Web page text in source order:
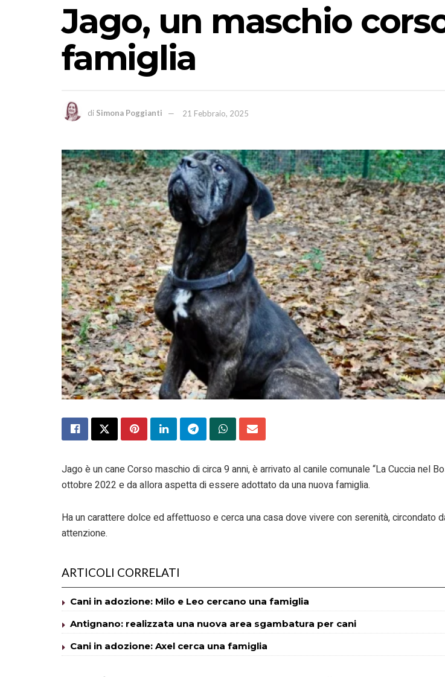
Jago, un maschio
famiglia
di Simona Poggianti 21 Febbraio, 2025
Jago è un cane Corso maschio di circa 9 anni, è arrivato al canile comunale “La Cuccia nel
ottobre 2022 e da allora aspetta di essere adottato da una nuova famiglia.
Ha un carattere dolce ed affettuoso e cerca una casa dove vivere con serenità, circondato
attenzione.
ARTICOLI CORRELATI
Cani in adozione: Milo e Leo cercano una famiglia
Antignano: realizzata una nuova area sgambatura per cani
Cani in adozione: Axel cerca una famiglia